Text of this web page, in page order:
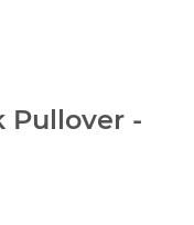
Pullover -